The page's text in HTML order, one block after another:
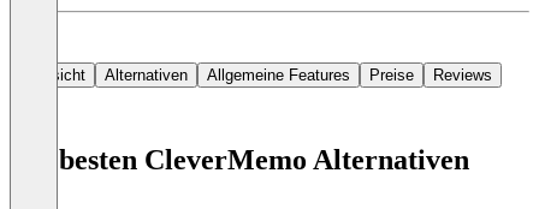
Übersicht Alternativen Allgemeine Features Preise Reviews
Die besten CleverMemo Alternativen